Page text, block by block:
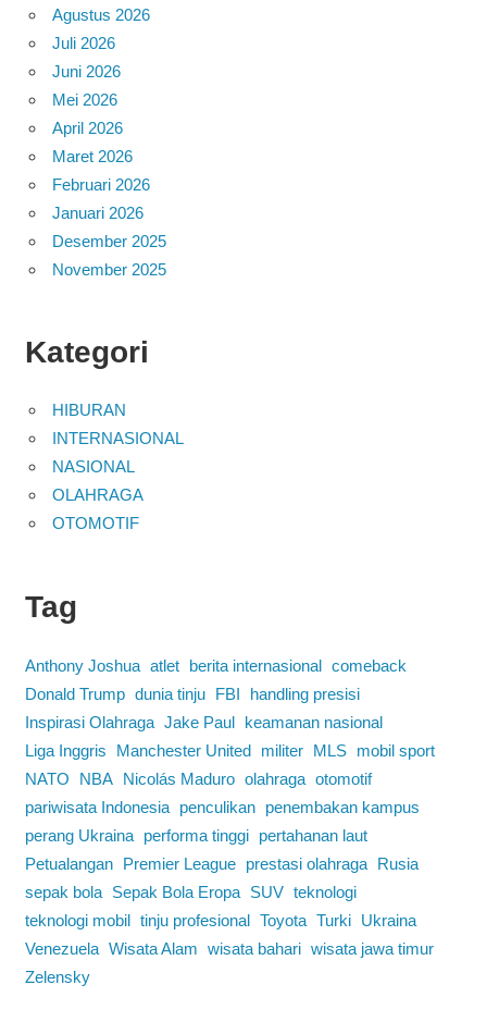
Agustus 2026
Juli 2026
Juni 2026
Mei 2026
April 2026
Maret 2026
Februari 2026
Januari 2026
Desember 2025
November 2025
Kategori
HIBURAN
INTERNASIONAL
NASIONAL
OLAHRAGA
OTOMOTIF
Tag
Anthony Joshua atlet berita internasional comeback
Donald Trump dunia tinju FBI
handling presisi
Inspirasi Olahraga Jake Paul
keamanan nasional
Liga Inggris
Manchester United militer MLS
mobil sport
NATO
NBA Nicolás Maduro olahraga otomotif
pariwisata Indonesia
penculikan
penembakan kampus
perang Ukraina
performa tinggi
pertahanan laut
Petualangan
Premier League prestasi olahraga
Rusia
sepak bola
Sepak Bola Eropa SUV teknologi
teknologi mobil tinju profesional Toyota Turki
Ukraina
Venezuela Wisata Alam wisata bahari wisata jawa timur
Zelensky